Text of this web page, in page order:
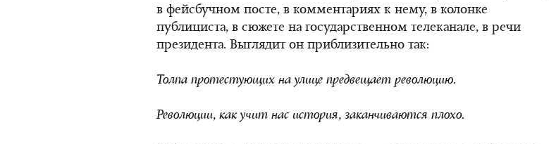
в фейсбучном посте, в комментариях к нему, в колонке
публициста, в сюжете на государственном телеканале, в речи
президента. Выглядит он приблизительно так:
Толпа протестующих на улице предвещает революцию.
Революции, как учит нас история, заканчиваются плохо.